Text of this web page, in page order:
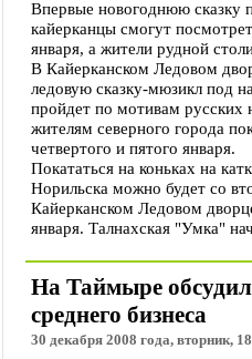
Впервые новогоднюю сказку
кайерканцы смогут
января, а жители рудной
В Кайерканском Ледовом
ледовую сказку-мюзикл под
пройдет по мотивам русских
жителям северного города
четвертого и пятого января.
Покататься на коньках на
Норильска можно будет со
Кайерканском Ледовом
января. Талнахская "Умка"
На Таймыре
среднего бизнеса
30 декабря 2008 года, вторник,